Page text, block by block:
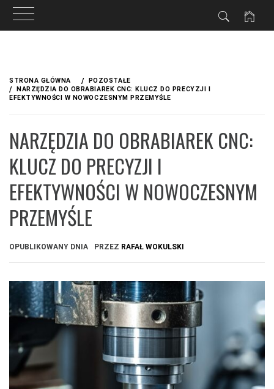
treściSTRONA GŁÓWNA
POZOSTAŁE
NARZĘDZIA DO OBRABIAREK CNC: KLUCZ DO PRECYZJI I
EFEKTYWNOŚCI W NOWOCZESNYM PRZEMYŚLE
NARZĘDZIA DO OBRABIAREK CNC:
KLUCZ DO PRECYZJI I
EFEKTYWNOŚCI W NOWOCZESNYM
PRZEMYŚLE
OPUBLIKOWANY DNIA PRZEZ RAFAŁ WOKULSKI